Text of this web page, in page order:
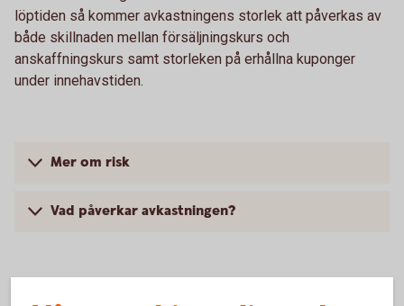
löptiden så kommer avkastningens storlek att påverkas av
både skillnaden mellan försäljningskurs och
anskaffningskurs samt storleken på erhållna kuponger
under innehavstiden.
Mer om risk
Vad påverkar avkastningen?
För- och nackdelar med komplexa